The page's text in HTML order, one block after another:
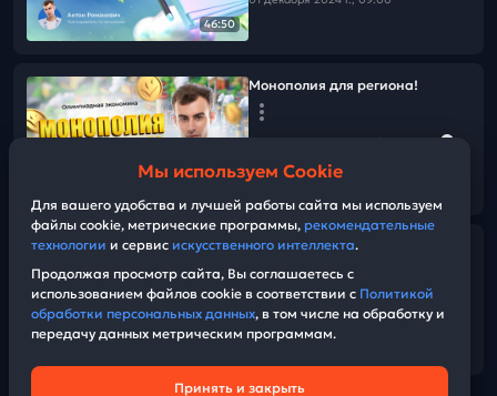
46:50
Монополия для региона!
Монополия
Экономика. Школково Олимпиады
06 ноября 2024 г., 14:00
Мы используем Cookie
Для вашего удобства и лучшей работы сайта мы используем
файлы cookie, метрические программы, рекомендательные
технологии и сервис искусственного интеллекта.
Продолжая просмотр сайта, Вы соглашаетесь с
использованием файлов cookie в соответствии с Политикой
обработки персональных данных, в том числе на обработку и
передачу данных метрическим программам.
Принять и закрыть